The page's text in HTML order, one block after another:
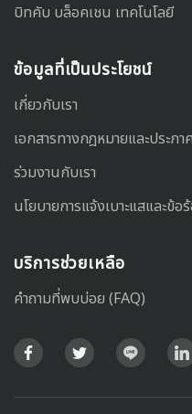
บิทคับ บล็อคเชน เทคโนโลยี
ข้อมูลที่เป็นประโยชน์
เกี่ยวกับเรา
เอกสารทางกฎหมายและประก
ร่วมงานกับเรา
นโยบายการแจ้งเบาะแสและข้อ
บริการช่วยเหลือ
คำถามที่พบบ่อย (FAQ)
FacebookTwitter Line